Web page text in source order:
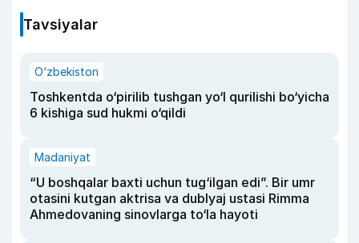
Tavsiyalar
O‘zbekiston
Toshkentda o‘pirilib tushgan yo‘l qurilishi bo‘yicha
6 kishiga sud hukmi o‘qildi
Madaniyat
“U boshqalar baxti uchun tug‘ilgan edi”. Bir umr
otasini kutgan aktrisa va dublyaj ustasi Rimma
Ahmedovaning sinovlarga to‘la hayoti